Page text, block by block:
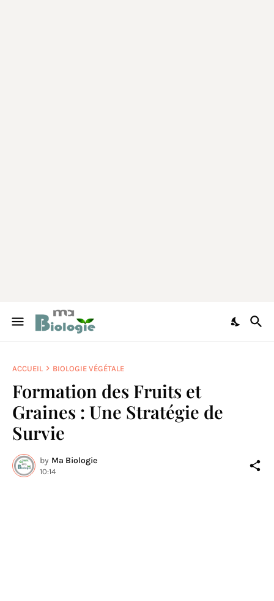
ACCUEIL BIOLOGIE VÉGÉTALE
Formation des Fruits et
Graines : Une Stratégie de
Survie
by Ma Biologie
10:14